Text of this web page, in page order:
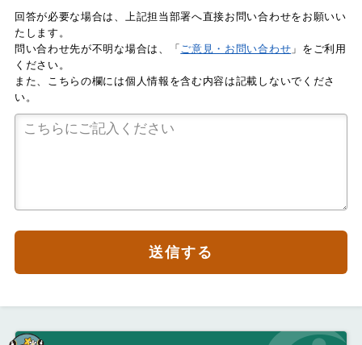
回答が必要な場合は、上記担当部署へ直接お問い合わせをお願いい
たします。
問い合わせ先が不明な場合は、「 ご意見・お問い合わせ 」をご利用
ください。
また、こちらの欄には個人情報を含む内容は記載しないでくださ
い。
送信する